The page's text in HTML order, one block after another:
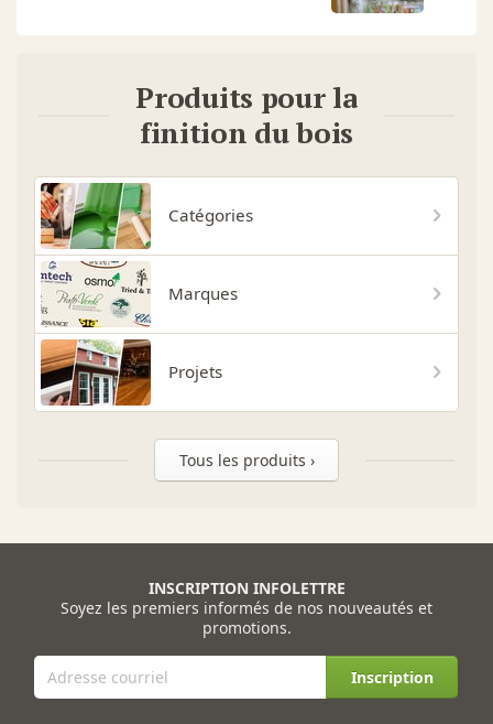
Produits pour la
finition du bois
Catégories
Marques
Projets
Tous les produits ›
INSCRIPTION INFOLETTRE
Soyez les premiers informés de nos nouveautés et
promotions.
Inscription